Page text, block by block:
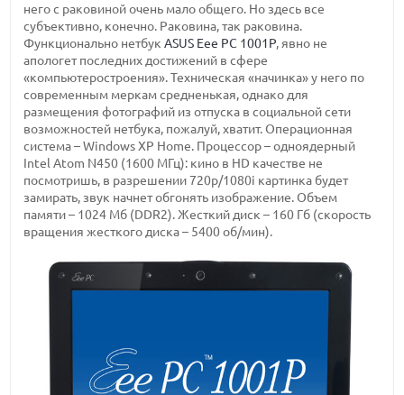
него с раковиной очень мало общего. Но здесь все
субъективно, конечно. Раковина, так раковина.
Функционально нетбукASUS Eee PC 1001P, явно не
апологет последних достижений в сфере
«компьютеростроения». Техническая «начинка» у него по
современным меркам средненькая, однако для
размещения фотографий из отпуска в социальной сети
возможностей нетбука, пожалуй, хватит. Операционная
система – Windows XP Home. Процессор – одноядерный
Intel Atom N450 (1600 МГц): кино в HD качестве не
посмотришь, в разрешении 720p/1080i картинка будет
замирать, звук начнет обгонять изображение. Объем
памяти – 1024 Мб (DDR2). Жесткий диск – 160 Гб (скорость
вращения жесткого диска – 5400 об/мин).